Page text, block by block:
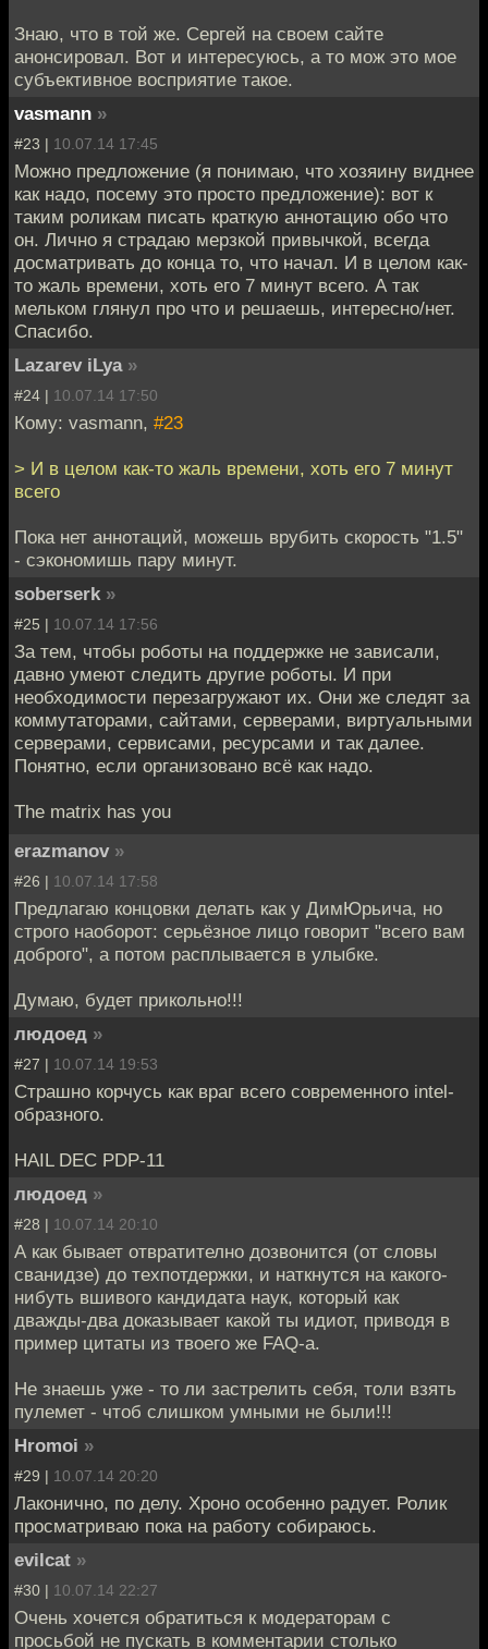
Знаю, что в той же. Сергей на своем сайте
анонсировал. Вот и интересуюсь, а то мож это мое
субъективное восприятие такое.
vasmann »
#23 | 10.07.14 17:45
Можно предложение (я понимаю, что хозяину виднее
как надо, посему это просто предложение): вот к
таким роликам писать краткую аннотацию обо что
он. Лично я страдаю мерзкой привычкой, всегда
досматривать до конца то, что начал. И в целом как-
то жаль времени, хоть его 7 минут всего. А так
мельком глянул про что и решаешь, интересно/нет.
Спасибо.
Lazarev iLya »
#24 | 10.07.14 17:50
Кому: vasmann, #23
> И в целом как-то жаль времени, хоть его 7 минут
всего
Пока нет аннотаций, можешь врубить скорость "1.5"
- сэкономишь пару минут.
soberserk »
#25 | 10.07.14 17:56
За тем, чтобы роботы на поддержке не зависали,
давно умеют следить другие роботы. И при
необходимости перезагружают их. Они же следят за
коммутаторами, сайтами, серверами, виртуальными
серверами, сервисами, ресурсами и так далее.
Понятно, если организовано всё как надо.
The matrix has you
erazmanov »
#26 | 10.07.14 17:58
Предлагаю концовки делать как у ДимЮрьича, но
строго наоборот: серьёзное лицо говорит "всего вам
доброго", а потом расплывается в улыбке.
Думаю, будет прикольно!!!
людоед »
#27 | 10.07.14 19:53
Страшно корчусь как враг всего современного intel-
образного.
HAIL DEC PDP-11
людоед »
#28 | 10.07.14 20:10
А как бывает отвратително дозвонится (от словы
сванидзе) до техпотдержки, и наткнутся на какого-
нибуть вшивого кандидата наук, который как
дважды-два доказывает какой ты идиот, приводя в
пример цитаты из твоего же FAQ-а.
Не знаешь уже - то ли застрелить себя, толи взять
пулемет - чтоб слишком умными не были!!!
Hromoi »
#29 | 10.07.14 20:20
Лаконично, по делу. Хроно особенно радует. Ролик
просматриваю пока на работу собираюсь.
evilcat »
#30 | 10.07.14 22:27
Очень хочется обратиться к модераторам с
просьбой не пускать в комментарии столько